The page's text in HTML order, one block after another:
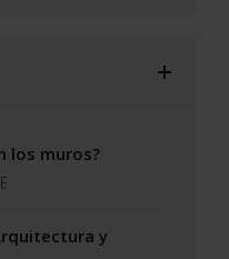
los muros?
y